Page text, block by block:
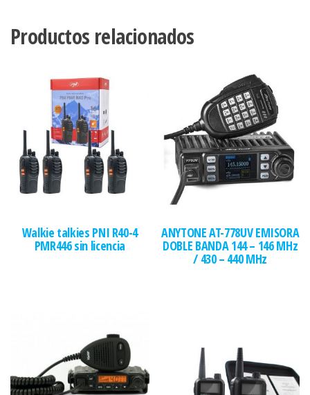
Productos relacionados
Walkie talkies PNI R40-4
PMR446 sin licencia
ANYTONE AT-778UV EMISORA
DOBLE BANDA 144 – 146 MHz
/ 430 – 440 MHz